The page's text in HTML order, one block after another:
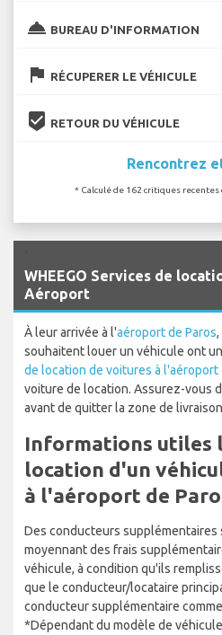
room_service BUREAU D'INFORMATION
flag RÉCUPERER LE VÉHICULE
beenhere RETOUR DU VÉHICULE
Rencontrez
* Calculé de 162 critiques
WHEEGO Services de
Aéroport
À leur arrivée à l'aéroport de Paros
souhaitent louer un véhicule ont
de location de voitures à l'aéroport
voiture de location. Assurez-vous
avant de quitter la zone de
Informations utiles
location d'un
à l'aéroport de
Des conducteurs supplémentaires
moyennant des frais
véhicule, à condition qu'ils
que le conducteur/locataire
conducteur supplémentaire
*Dépendant du modèle de